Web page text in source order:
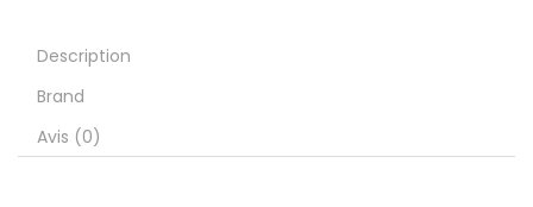
Description
Brand
Avis (0)